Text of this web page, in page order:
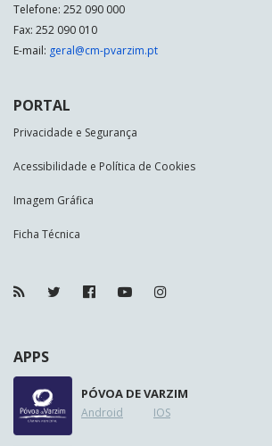
Telefone: 252 090 000
Fax: 252 090 010
E-mail: geral@cm-pvarzim.pt
PORTAL
Privacidade e Segurança
Acessibilidade e Política de Cookies
Imagem Gráfica
Ficha Técnica
APPS
PÓVOA DE VARZIM
Android IOS